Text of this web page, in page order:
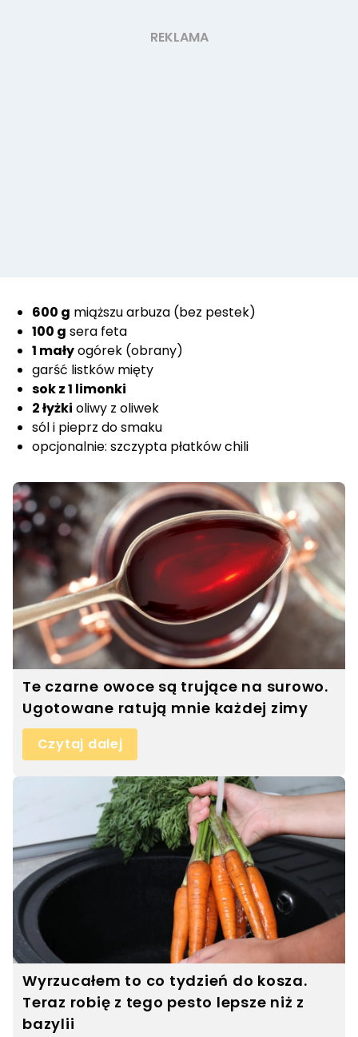
600 g miąższu arbuza (bez pestek)
100 g sera feta
1 małyogórek (obrany)
garść listków mięty
sok z 1 limonki
2 łyżki oliwy z oliwek
sól i pieprz do smaku
opcjonalnie: szczypta płatków chili
Te czarne owoce są trujące na surowo.
Ugotowane ratują mnie każdej zimy
Czytaj dalej
Wyrzucałem to co tydzień do kosza.
Teraz robię z tego pesto lepsze niż z
bazylii